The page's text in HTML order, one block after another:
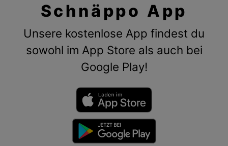
Schnäppo App
Unsere kostenlose App findest du
sowohl im App Store als auch bei
Google Play!